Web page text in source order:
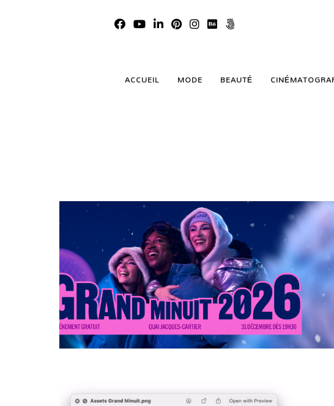
ACCUEIL MODE BEAUTÉ